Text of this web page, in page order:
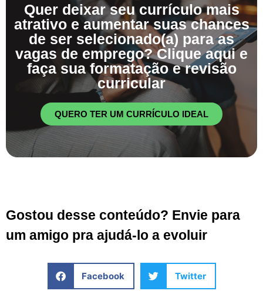
Quer deixar seu currículo mais
atrativo e aumentar suas chances
de ser selecionado(a) para as
vagas de emprego? Clique aqui e
faça sua formatação e revisão
curricular
QUERO TER UM CURRÍCULO IDEAL
Gostou desse conteúdo? Envie para
um amigo pra ajudá-lo a evoluir
Facebook Twitter